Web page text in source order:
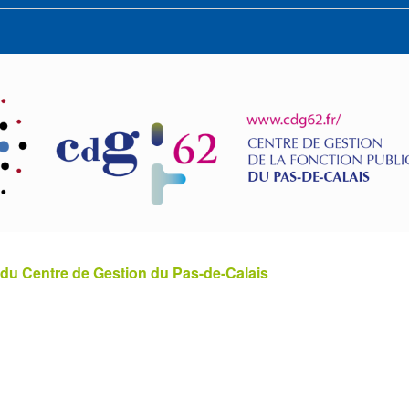
Centre de Gestion du Pas-de-Calais